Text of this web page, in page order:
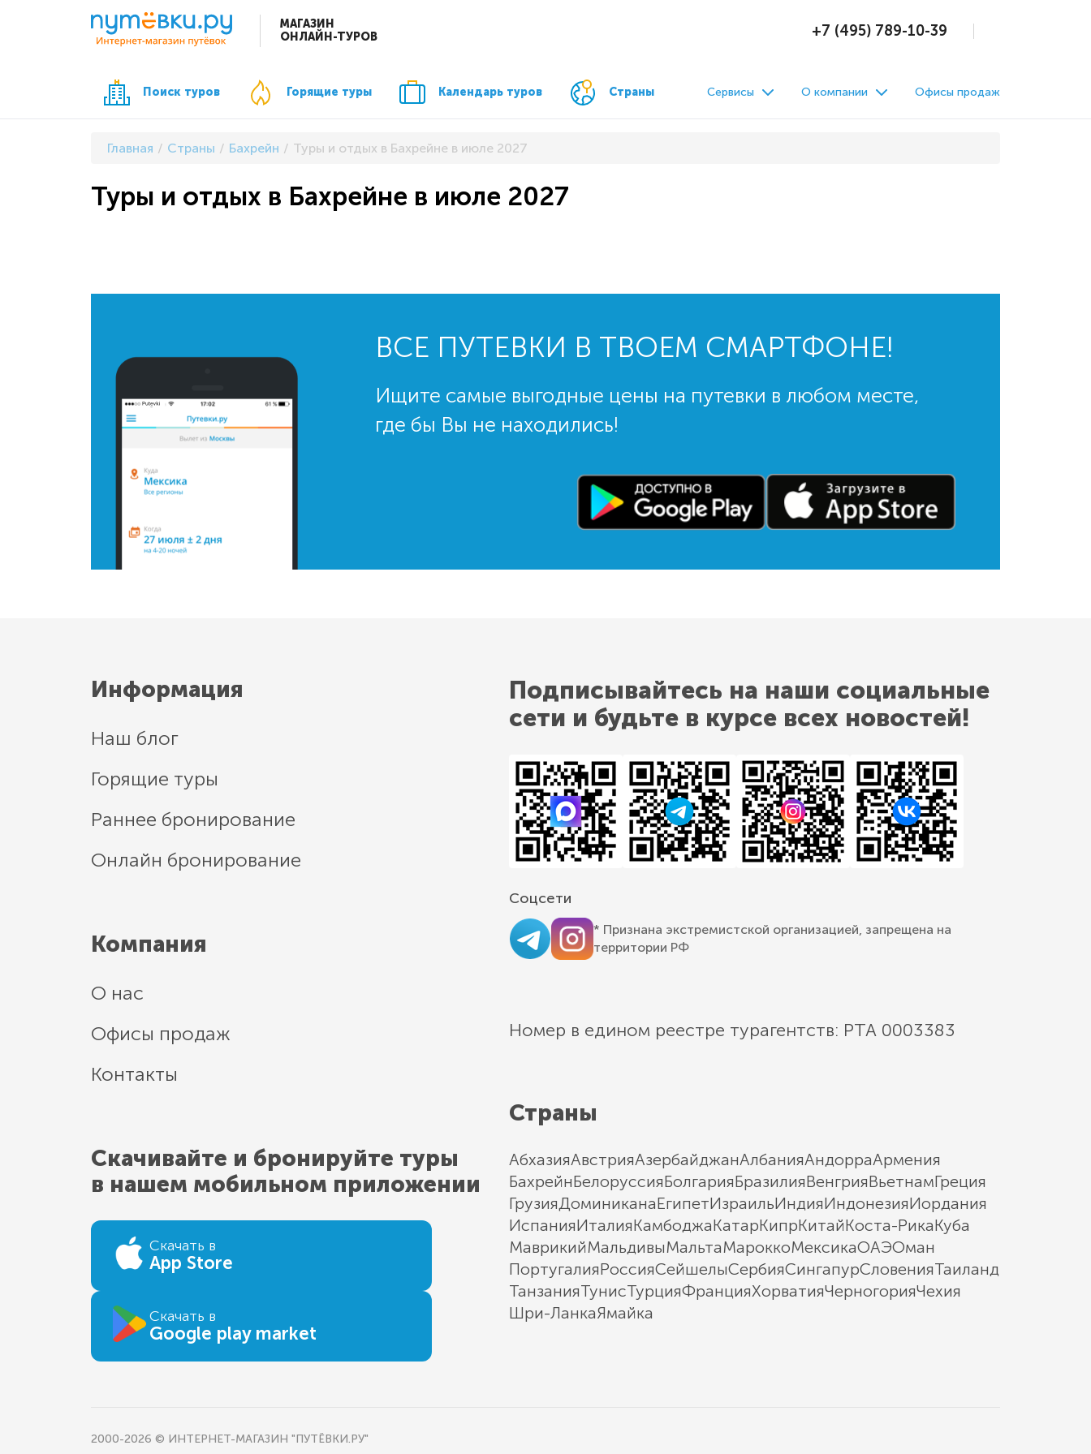
МАГАЗИН
ОНЛАЙН-ТУРОВ
+7 (495) 789-10-39
Поиск туров Горящие туры Календарь туров Страны Сервисы О компании Офисы продаж
Главная Страны Бахрейн Туры и отдых в Бахрейне в июле 2027
Туры и отдых в Бахрейне в июле 2027
ВСЕ ПУТЕВКИ В ТВОЕМ СМАРТФОНЕ!
Ищите самые выгодные цены на путевки в любом месте,
где бы Вы не находились!
Информация
Наш блог
Горящие туры
Раннее бронирование
Онлайн бронирование
Компания
О нас
Офисы продаж
Контакты
Скачивайте и бронируйте туры
в нашем мобильном приложении
Скачать в
App Store
Скачать в
Google play market
Подписывайтесь на наши социальные
сети и будьте в курсе всех новостей!
Соцсети
* Признана экстремистской организацией, запрещена на
территории РФ
Номер в едином реестре турагентств: РТА 0003383
Страны
АбхазияАвстрияАзербайджанАлбанияАндорраАрмения
БахрейнБелоруссияБолгарияБразилияВенгрияВьетнамГреция
ГрузияДоминиканаЕгипетИзраильИндияИндонезияИордания
ИспанияИталияКамбоджаКатарКипрКитайКоста-РикаКуба
МаврикийМальдивыМальтаМароккоМексикаОАЭОман
ПортугалияРоссияСейшелыСербияСингапурСловенияТаиланд
ТанзанияТунисТурцияФранцияХорватияЧерногорияЧехия
Шри-ЛанкаЯмайка
2000-2026 © ИНТЕРНЕТ-МАГАЗИН "ПУТЁВКИ.РУ"